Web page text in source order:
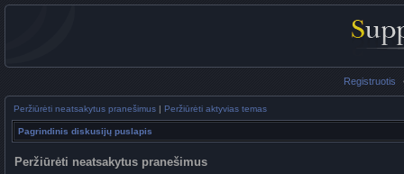
Registruotis
Peržiūrėti neatsakytus pranešimus | Peržiūrėti aktyvias temas
Pagrindinis diskusijų puslapis
Peržiūrėti neatsakytus pranešimus